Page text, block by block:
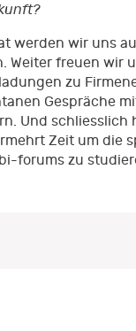
werden wir uns
Weiter freuen wir
zu
Gespräche
Und schliesslich
Zeit um die
forums zu